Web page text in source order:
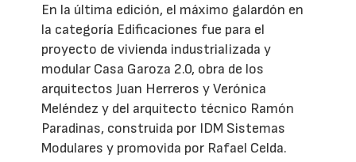
En la última edición, el máximo galardón en
la categoría Edificaciones fue para el
proyecto de vivienda industrializada y
modular Casa Garoza 2.0, obra de los
arquitectos Juan Herreros y Verónica
Meléndez y del arquitecto técnico Ramón
Paradinas, construida por IDM Sistemas
Modulares y promovida por Rafael Celda.